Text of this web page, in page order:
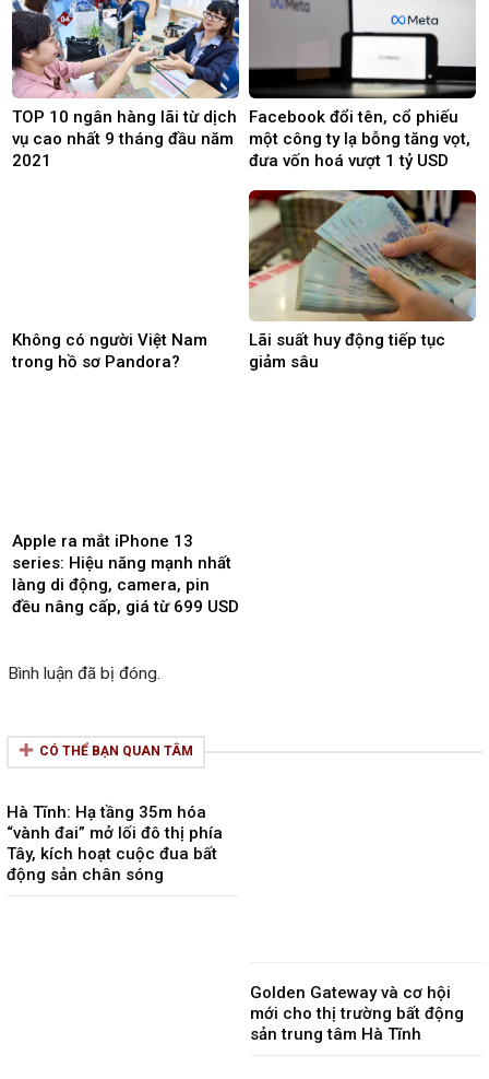
TOP 10 ngân hàng lãi từ dịch
vụ cao nhất 9 tháng đầu năm
2021
Facebook đổi tên, cổ phiếu
một công ty lạ bỗng tăng vọt,
đưa vốn hoá vượt 1 tỷ USD
Không có người Việt Nam
trong hồ sơ Pandora?
Lãi suất huy động tiếp tục
giảm sâu
Apple ra mắt iPhone 13
series: Hiệu năng mạnh nhất
làng di động, camera, pin
đều nâng cấp, giá từ 699 USD
Bình luận đã bị đóng.
CÓ THỂ BẠN QUAN TÂM
Hà Tĩnh: Hạ tầng 35m hóa
“vành đai” mở lối đô thị phía
Tây, kích hoạt cuộc đua bất
động sản chân sóng
Golden Gateway và cơ hội
mới cho thị trường bất động
sản trung tâm Hà Tĩnh